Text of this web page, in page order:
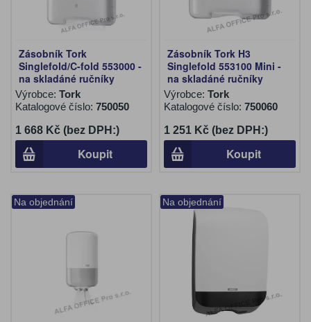
Zásobník Tork
Singlefold/C-fold 553000 -
na skladáné ručníky
Výrobce: Tork
Katalogové číslo: 750050
1 668 Kč (bez DPH:)
Koupit
Zásobník Tork H3
Singlefold 553100 Mini -
na skladáné ručníky
Výrobce: Tork
Katalogové číslo: 750060
1 251 Kč (bez DPH:)
Koupit
Na objednání Na objednání